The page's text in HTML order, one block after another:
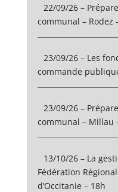
22/09/26 –
communal – Rodez
23/09/26 – Les
commande
23/09/26 –
communal – Millau
13/10/26 – La
Fédération
d’Occitanie – 18h